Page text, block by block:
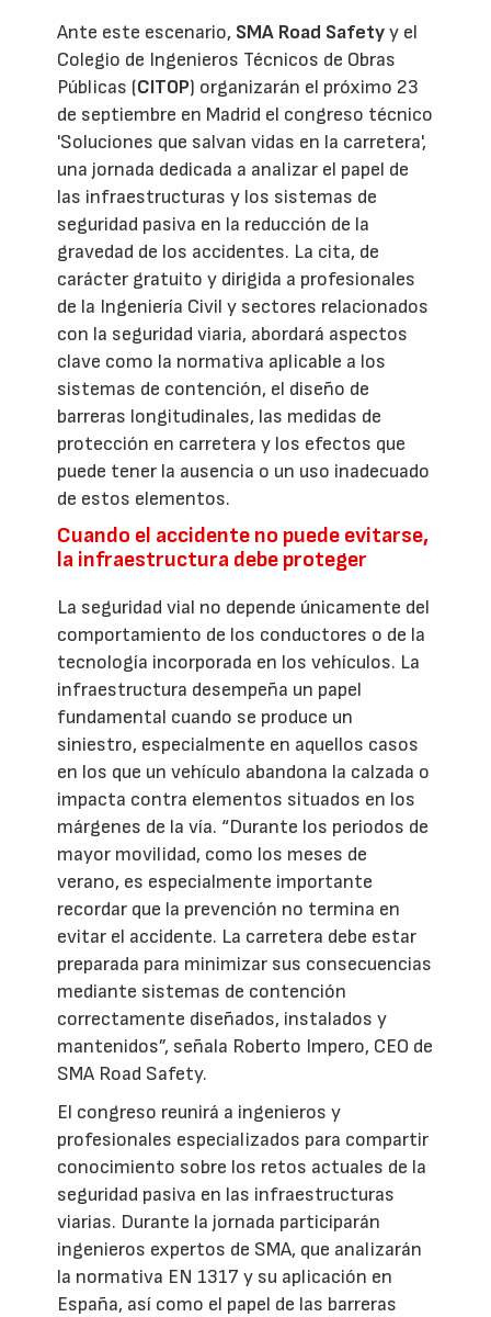
Ante este escenario, SMA Road Safetyy el
Colegio de Ingenieros Técnicos de Obras
Públicas (CITOP) organizarán el próximo 23
de septiembre en Madrid el congreso técnico
'Soluciones que salvan vidas en la carretera',
una jornada dedicada a analizar el papel de
las infraestructuras y los sistemas de
seguridad pasiva en la reducción de la
gravedad de los accidentes. La cita, de
carácter gratuito y dirigida a profesionales
de la Ingeniería Civil y sectores relacionados
con la seguridad viaria, abordará aspectos
clave como la normativa aplicable a los
sistemas de contención, el diseño de
barreras longitudinales, las medidas de
protección en carretera y los efectos que
puede tener la ausencia o un uso inadecuado
de estos elementos.
Cuando el accidente no puede evitarse,
la infraestructura debe proteger
La seguridad vial no depende únicamente del
comportamiento de los conductores o de la
tecnología incorporada en los vehículos. La
infraestructura desempeña un papel
fundamental cuando se produce un
siniestro, especialmente en aquellos casos
en los que un vehículo abandona la calzada o
impacta contra elementos situados en los
márgenes de la vía. “Durante los periodos de
mayor movilidad, como los meses de
verano, es especialmente importante
recordar que la prevención no termina en
evitar el accidente. La carretera debe estar
preparada para minimizar sus consecuencias
mediante sistemas de contención
correctamente diseñados, instalados y
mantenidos”, señala Roberto Impero, CEO de
SMA Road Safety.
El congreso reunirá a ingenieros y
profesionales especializados para compartir
conocimiento sobre los retos actuales de la
seguridad pasiva en las infraestructuras
viarias. Durante la jornada participarán
ingenieros expertos de SMA, que analizarán
la normativa EN 1317 y su aplicación en
España, así como el papel de las barreras